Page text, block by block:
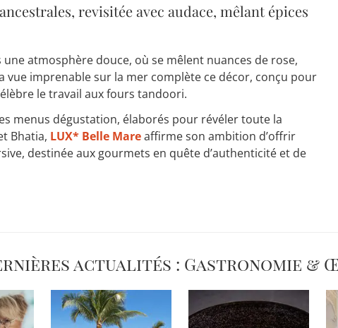
revisitée avec audace, mêlant épices
atmosphère douce, où se mêlent nuances de rose,
vue imprenable sur la mer complète ce décor, conçu pour
le travail aux fours tandoori.
menus dégustation, élaborés pour révéler toute la
Bhatia, LUX* Belle Mareaffirme son ambition d’offrir
destinée aux gourmets en quête d’authenticité et de
actualités : Gastronomie &